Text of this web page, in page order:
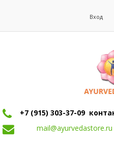
Вход
+7 (915) 303-37-09
mail@ayurvedastore.ru